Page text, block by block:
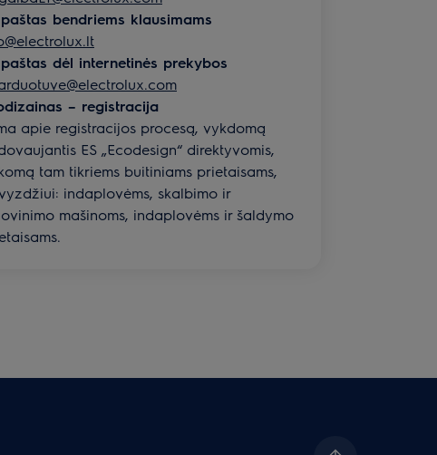
bendriems klausimams
dėl internetinės prekybos
– registracija
apie registracijos procesą, vykdomą
ES „Ecodesign“ direktyvomis,
tam tikriems buitiniams prietaisams,
indaplovėms, skalbimo ir
mašinoms, indaplovėms ir šaldymo